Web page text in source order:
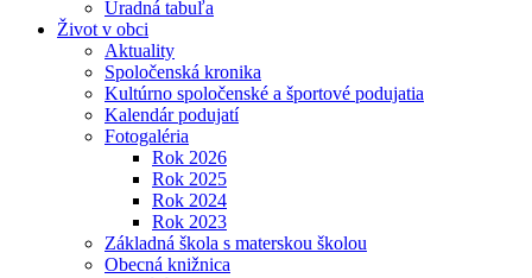
Úradná tabuľa
Život v obci
Aktuality
Spoločenská kronika
Kultúrno spoločenské a športové podujatia
Kalendár podujatí
Fotogaléria
Rok 2026
Rok 2025
Rok 2024
Rok 2023
Základná škola s materskou školou
Obecná knižnica